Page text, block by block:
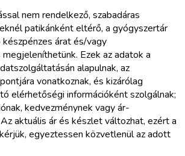
nem rendelkező, szabadáras
patikánként eltérő, a gyógyszertár
árat és/vagy
Ezek az adatok a
alapulnak, az
vonatkoznak, és kizárólag
elérhetőségi információként szolgálnak;
kedvezménynek vagy ár-
aktuális ár és készlet változhat, ezért a
egyeztessen közvetlenül az adott